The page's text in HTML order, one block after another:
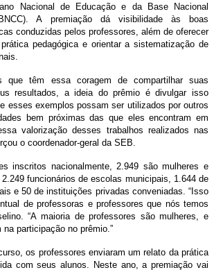
Nacional de Educação e da Base Nacional
A premiação dá visibilidade às boas
conduzidas pelos professores, além de oferecer
pedagógica e orientar a sistematização de
que têm essa coragem de compartilhar suas
resultados, a ideia do prêmio é divulgar isso
esses exemplos possam ser utilizados por outros
bem próximas das que eles encontram em
valorização desses trabalhos realizados nas
o coordenador-geral da SEB.
inscritos nacionalmente, 2.949 são mulheres e
funcionários de escolas municipais, 1.644 de
e 50 de instituições privadas conveniadas. “Isso
de professoras e professores que nós temos
“A maioria de professores são mulheres, e
participação no prêmio.”
os professores enviaram um relato da prática
com seus alunos. Neste ano, a premiação vai